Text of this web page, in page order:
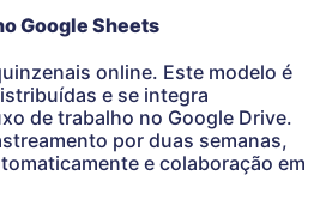
Google Sheets
online. Este modelo é
e se integra
de trabalho no Google Drive.
por duas semanas,
e colaboração em